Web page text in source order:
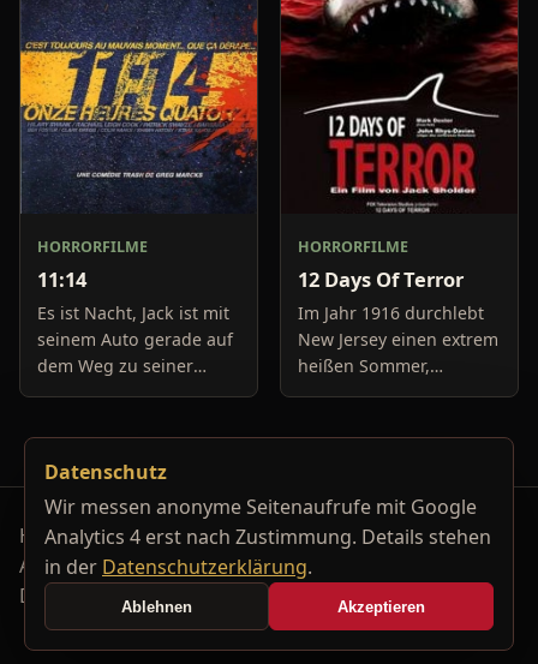
entdecken plötzlich ein l
und befassen sich
neuerdings mit Se
HORRORFILME
11:14
Es ist Nacht, Jack ist mit
seinem Auto gerade auf
dem Weg zu seiner
Freundin, um diese
Auto springt auf 11:14h,
genau in dem Moment
fäll
HORRORFILME
12 Days Of Terror
Im Jahr 1916 durchlebt
New Jersey einen extrem
heißen Sommer,
während in Europa der
Bewohner eines kleinen
unter der
Horrorfilm-Reviews, Serienkiller-Profile und Genre-
Archiv.
Datenschutzerklärung
Kontakt
Cookie-Einstellungen
Datenschutz
Wir messen anonyme Seitenaufrufe mit Google
Analytics 4 erst nach Zustimmung. Details stehen
in der Datenschutzerklärung.
Ablehnen Akzeptieren